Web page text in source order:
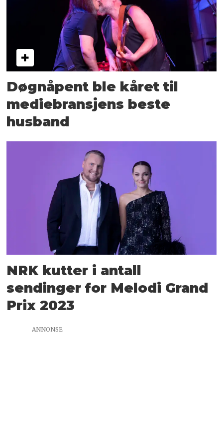
Døgnåpent ble kåret til
mediebransjens beste
husband
NRK kutter i antall
sendinger for Melodi Grand
Prix 2023
ANNONSE